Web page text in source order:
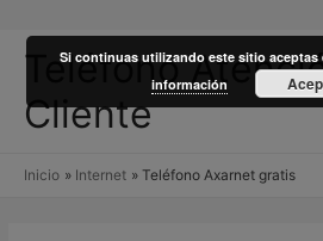
Teléfono
Cliente
Inicio Internet Teléfono Axarnet gratis
Si continuas utilizando este sitio
información